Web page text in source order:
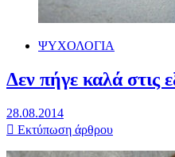
ΨΥΧΟΛΟΓΙΑ
Δεν πήγε καλά στις
28.08.2014
Εκτύπωση άρθρου